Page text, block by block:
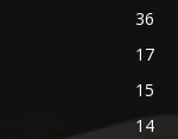
36
17
15
14